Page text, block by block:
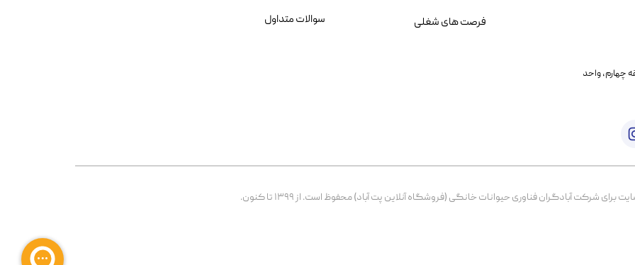
خیابان بنی هاشم پلاک ۲۰۲ ، طبقه چهارم، واحد
شرکت آبادگران فناوری حیوانات خانگی (فروشگاه آنلاین پت آباد) محفوظ است. از ۱۳۹۹ تا کنون.
سوالات متداول فرصت های شغلی